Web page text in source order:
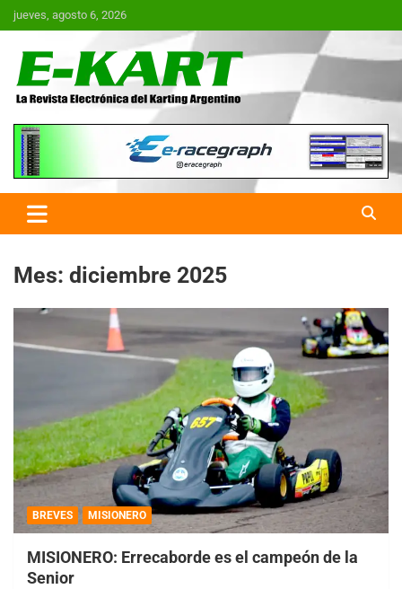
Saltar
al
jueves, agosto 6, 2026
E-Kart.com.ar | La Revista
Electrónica del Karting en
Argentina
Mes: diciembre 2025
BREVES MISIONERO
MISIONERO: Errecaborde es el campeón de la
Senior